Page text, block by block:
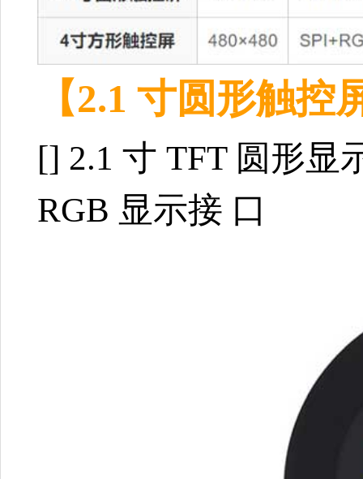
【2.1 寸圆形触控
[] 2.1 寸 TFT 圆形显
RGB 显示接 口